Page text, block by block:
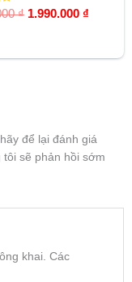
₫ 1.990.000 ₫
để lại đánh giá
sẽ phản hồi sớm
khai. Các